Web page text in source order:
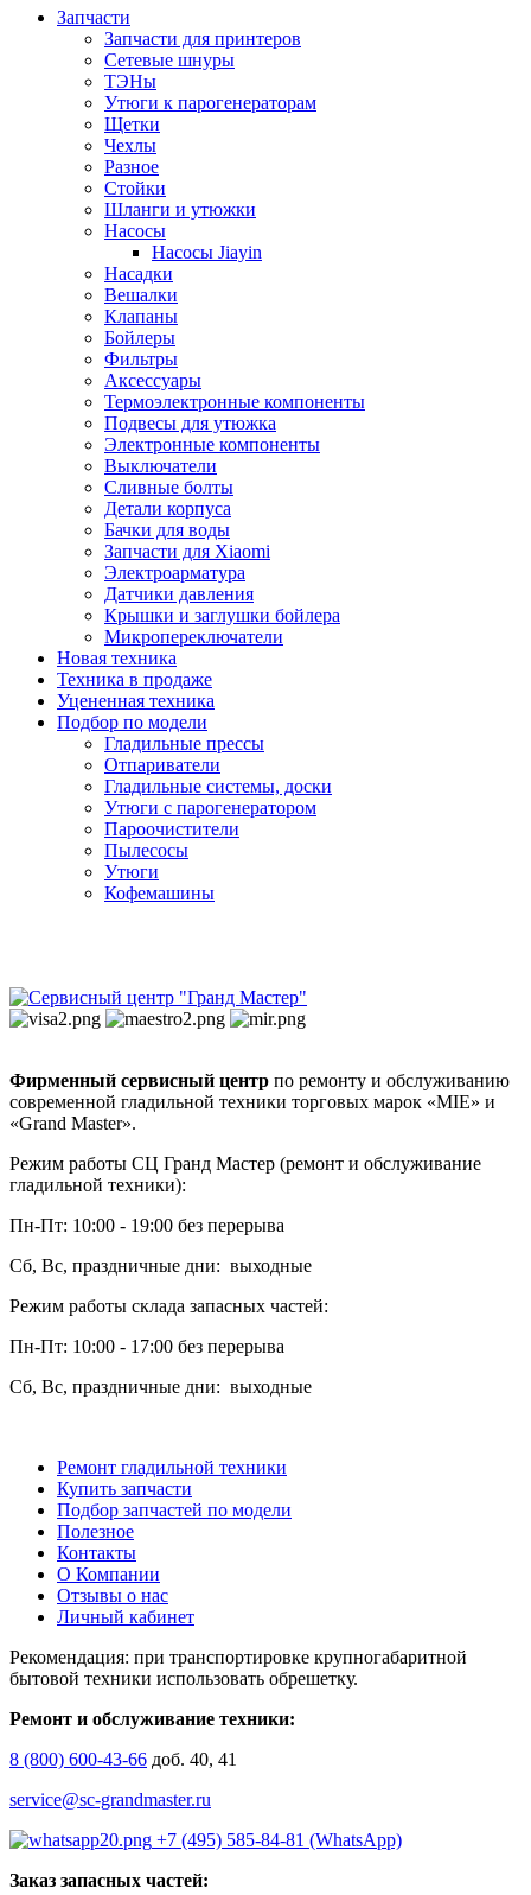
Запчасти
Запчасти для принтеров
Сетевые шнуры
ТЭНы
Утюги к парогенераторам
Щетки
Чехлы
Разное
Стойки
Шланги и утюжки
Насосы
Насосы Jiayin
Насадки
Вешалки
Клапаны
Бойлеры
Фильтры
Аксессуары
Термоэлектронные компоненты
Подвесы для утюжка
Электронные компоненты
Выключатели
Сливные болты
Детали корпуса
Бачки для воды
Запчасти для Xiaomi
Электроарматура
Датчики давления
Крышки и заглушки бойлера
Микропереключатели
Новая техника
Техника в продаже
Уцененная техника
Подбор по модели
Гладильные прессы
Отпариватели
Гладильные системы, доски
Утюги с парогенератором
Пароочистители
Пылесосы
Утюги
Кофемашины
Фирменный сервисный центр по ремонту и обслуживанию
современной гладильной техники торговых марок «MIE» и
«Grand Master».
Режим работы СЦ Гранд Мастер (ремонт и обслуживание
гладильной техники):
Пн-Пт: 10:00 - 19:00 без перерыва
Сб, Вс, праздничные дни: выходные
Режим работы склада запасных частей:
Пн-Пт: 10:00 - 17:00 без перерыва
Сб, Вс, праздничные дни: выходные
Ремонт гладильной техники
Купить запчасти
Подбор запчастей по модели
Полезное
Контакты
О Компании
Отзывы о нас
Личный кабинет
Рекомендация: при транспортировке крупногабаритной
бытовой техники использовать обрешетку.
Ремонт и обслуживание техники:
8 (800) 600-43-66 доб. 40, 41
service@sc-grandmaster.ru
+7 (495) 585-84-81 (WhatsApp)
Заказ запасных частей: